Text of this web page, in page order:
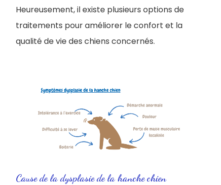
Heureusement, il existe plusieurs options de
traitements pour améliorer le confort et la
qualité de vie des chiens concernés.
Cause de la dysplasie de la hanche chien